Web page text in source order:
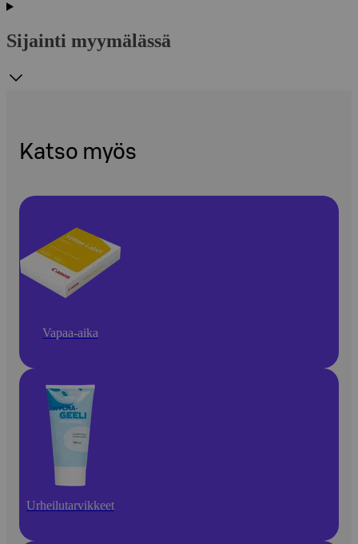
Sijainti myymälässä
Katso myös
Vapaa-aika
Urheilutarvikkeet